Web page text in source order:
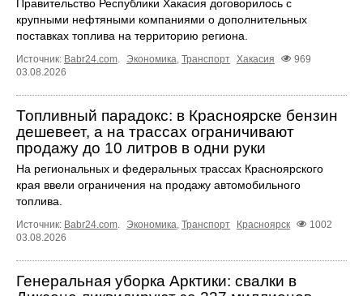
Правительство Республики Хакасия договорилось с
крупными нефтяными компаниями о дополнительных
поставках топлива на территорию региона.
Источник: Babr24.com. Экономика, Транспорт Хакасия
969
03.08.2026
Топливный парадокс: в Красноярске бензин
дешевеет, а на трассах ограничивают
продажу до 10 литров в одни руки
На региональных и федеральных трассах Красноярского
края ввели ограничения на продажу автомобильного
топлива.
Источник: Babr24.com. Экономика, Транспорт Красноярск
1002
03.08.2026
Генеральная уборка Арктики: свалки в